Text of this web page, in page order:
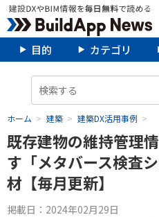
目的 カテゴリ
ホーム 建築 建築DX活用事例
既存建物の維持管理
す「メタバース検査
材【毎月更新】
掲載日： 2024年02月29日